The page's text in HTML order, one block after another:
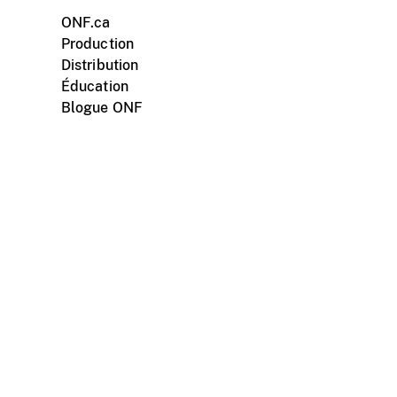
ONF.ca
Production
Distribution
Éducation
Blogue ONF